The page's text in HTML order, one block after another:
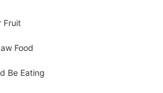
Fruit
Food
Be Eating